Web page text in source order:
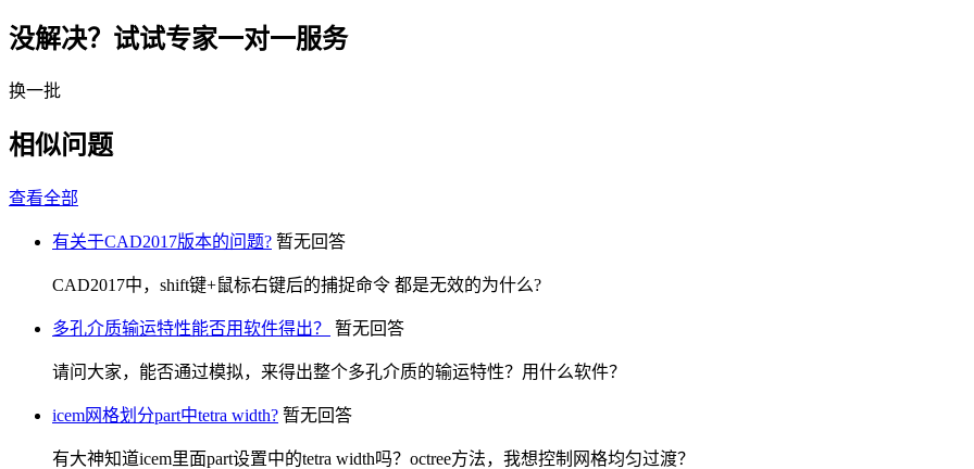
没解决？试试专家一对一服务
换一批
相似问题
查看全部
有关于CAD2017版本的问题? 暂无回答
CAD2017中，shift键+鼠标右键后的捕捉命令 都是无效的为什么?
多孔介质输运特性能否用软件得出？ 暂无回答
请问大家，能否通过模拟，来得出整个多孔介质的输运特性？用什么软件？
icem网格划分part中tetra width? 暂无回答
有大神知道icem里面part设置中的tetra width吗？octree方法，我想控制网格均匀过渡？